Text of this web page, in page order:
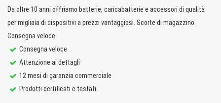
Da oltre 10 anni offriamo batterie, caricabatterie e accessori di qualità
per migliaia di dispositivi a prezzi vantaggiosi. Scorte di magazzino.
Consegna veloce.
Consegna veloce
Attenzione ai dettagli
12 mesi di garanzia commerciale
Prodotti certificati e testati